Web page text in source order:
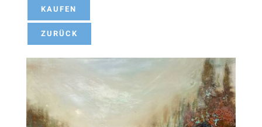
KAUFEN
ZURÜCK